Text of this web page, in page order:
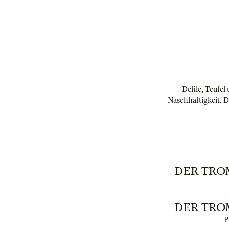
Defilé, Teufel
Naschhaftigkeit,
DER
DER